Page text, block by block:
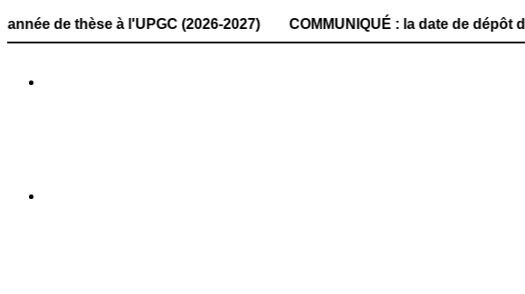
thèse à l'UPGC (2026-2027) COMMUNIQUÉ : la date de dépôt